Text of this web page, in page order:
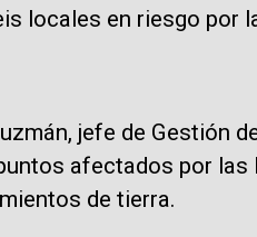
locales en riesgo por
jefe de Gestión
afectados por las
de tierra.